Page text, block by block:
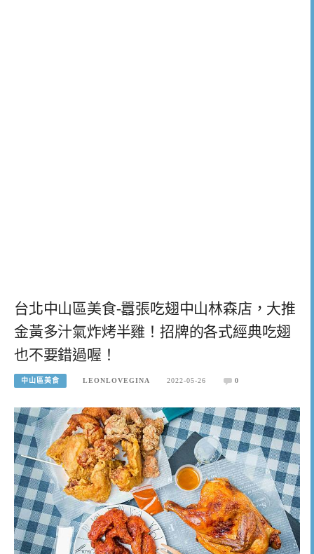
台北中山區美食-囂張吃翅中山林森店，大推
金黃多汁氣炸烤半雞！招牌的各式經典吃翅
也不要錯過喔！
中山區美食 LEONLOVEGINA 2022-05-26 0